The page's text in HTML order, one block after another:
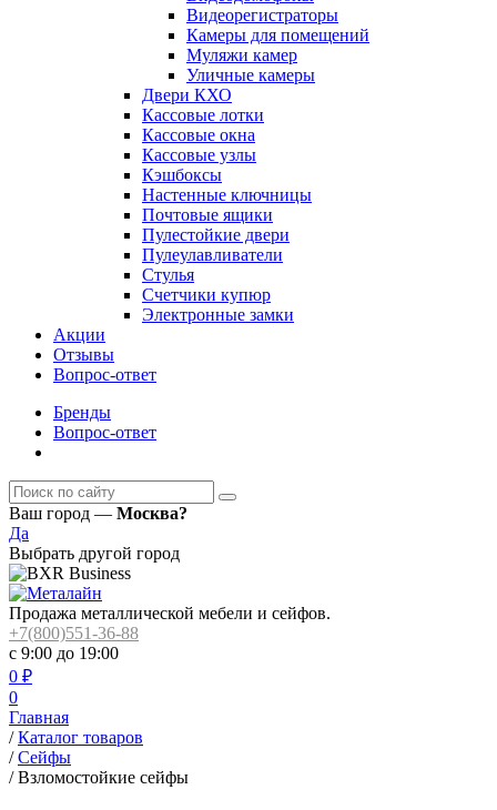
Видеорегистраторы
Камеры для помещений
Муляжи камер
Уличные камеры
Двери КХО
Кассовые лотки
Кассовые окна
Кассовые узлы
Кэшбоксы
Настенные ключницы
Почтовые ящики
Пулестойкие двери
Пулеулавливатели
Стулья
Счетчики купюр
Электронные замки
Акции
Отзывы
Вопрос-ответ
Бренды
Вопрос-ответ
Ваш город — Москва?
Да
Выбрать другой город
Продажа металлической мебели и сейфов.
+7(800)551-36-88
с 9:00 до 19:00
0 ₽
0
Главная
/ Каталог товаров
/ Сейфы
/ Взломостойкие сейфы